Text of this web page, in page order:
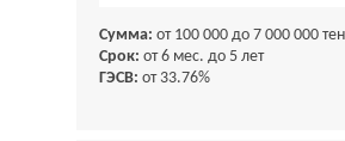
Сумма: от 100 000 до 7 000 000
Срок: от 6 мес. до 5 лет
ГЭСВ: от 33.76%